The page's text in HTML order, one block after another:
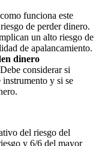
funciona este
de perder dinero.
un alto riesgo de
de apalancamiento.
dinero
considerar si
instrumento y si se
del riesgo del
y 6/6 del mayor